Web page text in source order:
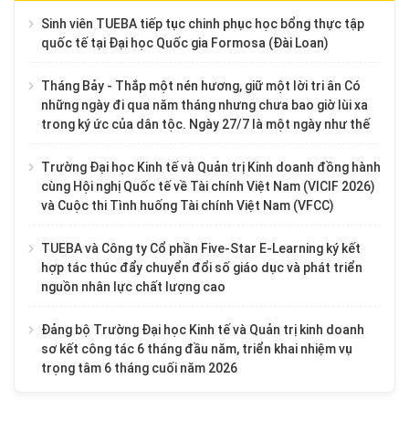
Sinh viên TUEBA tiếp tục chinh phục học bổng thực tập
quốc tế tại Đại học Quốc gia Formosa (Đài Loan)
Tháng Bảy - Thắp một nén hương, giữ một lời tri ân Có
những ngày đi qua năm tháng nhưng chưa bao giờ lùi xa
trong ký ức của dân tộc. Ngày 27/7 là một ngày như thế
Trường Đại học Kinh tế và Quản trị Kinh doanh đồng hành
cùng Hội nghị Quốc tế về Tài chính Việt Nam (VICIF 2026)
và Cuộc thi Tình huống Tài chính Việt Nam (VFCC)
TUEBA và Công ty Cổ phần Five-Star E-Learning ký kết
hợp tác thúc đẩy chuyển đổi số giáo dục và phát triển
nguồn nhân lực chất lượng cao
Đảng bộ Trường Đại học Kinh tế và Quản trị kinh doanh
sơ kết công tác 6 tháng đầu năm, triển khai nhiệm vụ
trọng tâm 6 tháng cuối năm 2026